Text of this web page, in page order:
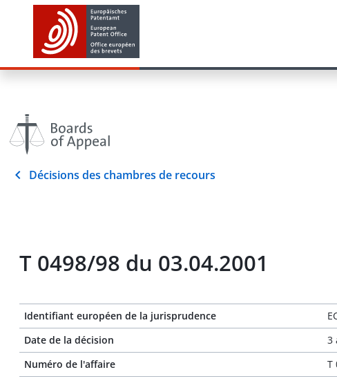
Décisions des chambres de recours
T 0498/98 du 03.04.2001
Identifiant européen de la jurisprudence
Date de la décision
3
Numéro de l'affaire
T